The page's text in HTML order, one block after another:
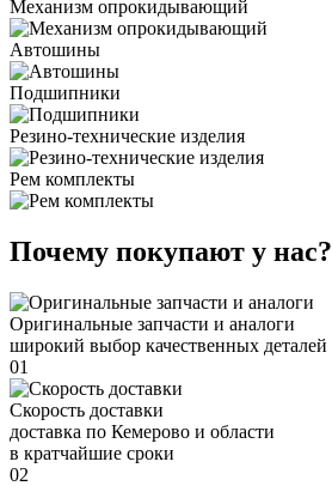
Механизм опрокидывающий
Автошины
Подшипники
Резино-технические изделия
Рем комплекты
Почему покупают у нас?
Оригинальные запчасти и аналоги
широкий выбор качественных деталей
01
Скорость доставки
доставка по Кемерово и области
в кратчайшие сроки
02